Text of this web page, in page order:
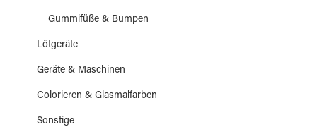
Gummifüße & Bumpen
Lötgeräte
Geräte & Maschinen
Colorieren & Glasmalfarben
Sonstige